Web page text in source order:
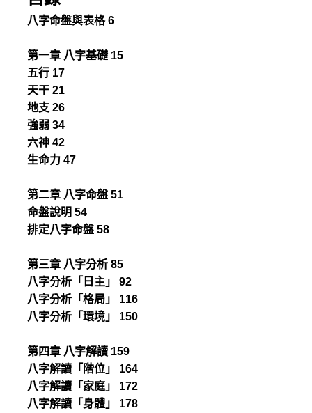
八字命盤與表格 6
第一章 八字基礎 15
五行 17
天干 21
地支 26
強弱 34
六神 42
生命力 47
第二章 八字命盤 51
命盤說明 54
排定八字命盤 58
第三章 八字分析 85
八字分析「日主」 92
八字分析「格局」 116
八字分析「環境」 150
第四章 八字解讀 159
八字解讀「階位」 164
八字解讀「家庭」 172
八字解讀「身體」 178